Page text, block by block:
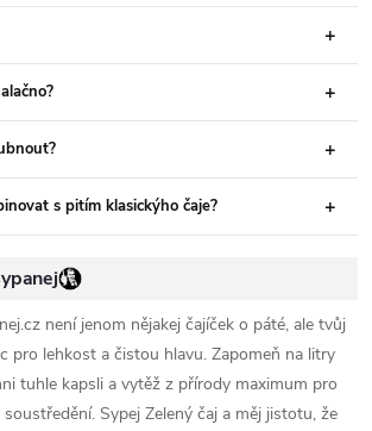
s pitím klasickýho čaje?
není jenom nějakej čajíček o páté, ale tvůj
pro lehkost a čistou hlavu. Zapomeň na litry
tuhle kapsli a vytěž z přírody maximum pro
Sypej Zelený čaj a měj jistotu, že